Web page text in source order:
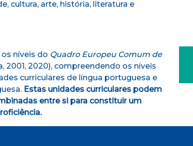
cultura, arte, história, literatura e
níveis do Quadro Europeu Comum de
2001, 2020), compreendendo os níveis
curriculares de língua portuguesa e
Estas unidades curriculares podem
entre si para constituir um